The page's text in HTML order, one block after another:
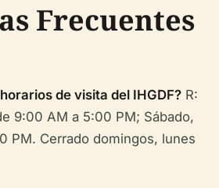
Frecuentes
de visita del IHGDF? R:
9:00 AM a 5:00 PM; Sábado,
PM. Cerrado domingos, lunes